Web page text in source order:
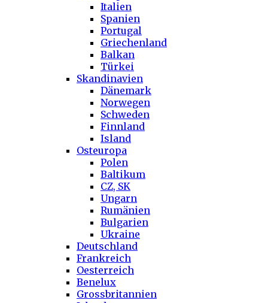
Italien
Spanien
Portugal
Griechenland
Balkan
Türkei
Skandinavien
Dänemark
Norwegen
Schweden
Finnland
Island
Osteuropa
Polen
Baltikum
CZ, SK
Ungarn
Rumänien
Bulgarien
Ukraine
Deutschland
Frankreich
Oesterreich
Benelux
Grossbritannien